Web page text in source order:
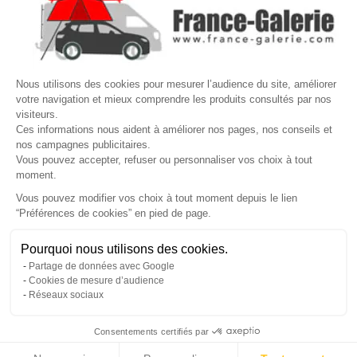
Nous utilisons des cookies pour mesurer l’audience du site, améliorer
votre navigation et mieux comprendre les produits consultés par nos
visiteurs.
Ces informations nous aident à améliorer nos pages, nos conseils et
nos campagnes publicitaires.
Vous pouvez accepter, refuser ou personnaliser vos choix à tout
moment.
Vous pouvez modifier vos choix à tout moment depuis le lien
“Préférences de cookies” en pied de page.
Pourquoi nous utilisons des cookies.
Partage de données avec Google
Cookies de mesure d’audience
Réseaux sociaux
Consentements certifiés par
Gérer mes cookies
VOTRE COMPTE 
Site protégé par reCAPTCHA.
LETTRE D'INFORMATIONS
© Copyright 2026 France Galerie. Tous droits reservés.